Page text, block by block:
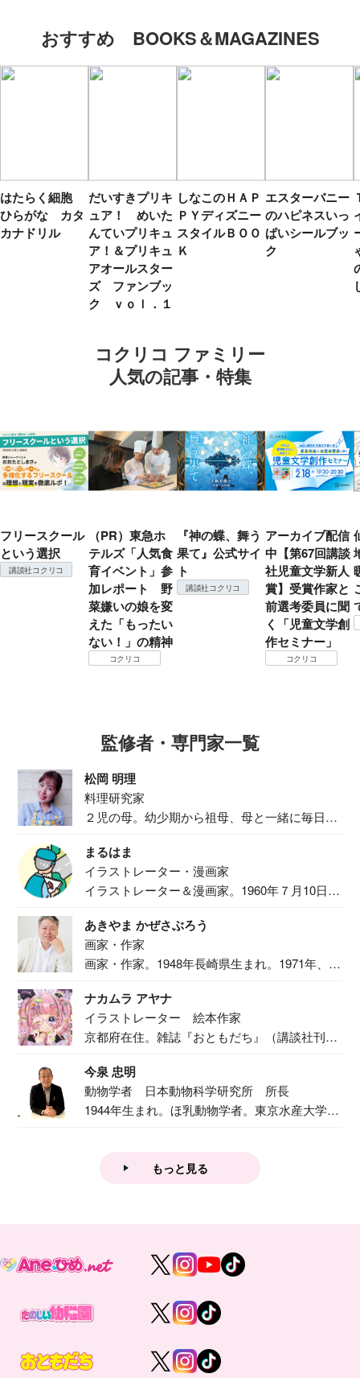
おすすめ BOOKS＆MAGAZINES
はたらく細胞
ひらがな カタ
カナドリル
だいすきプリキ
ュア！ めいた
んていプリキュ
ア！＆プリキュ
アオールスター
ズ ファンブッ
ク ｖｏｌ．１
しなこのＨＡＰ
ＰＹディズニー
スタイルＢＯＯ
Ｋ
エスターバニー
のハピネスいっ
ぱいシールブッ
ク
コクリコ ファミリー
人気の記事・特集
フリースクール
という選択
講談社コクリコ
（PR）東急ホ
テルズ「人気食
育イベント」参
加レポート 野
菜嫌いの娘を変
えた「もったい
ない！」の精神
コクリコ
『神の蝶、舞う
果て』公式サイ
ト
講談社コクリコ
アーカイブ配信
中【第67回講談
社児童文学新人
賞】受賞作家と
前選考委員に聞
く「児童文学創
作セミナー」
コクリコ
監修者・専門家一覧
松岡 明理
料理研究家
２児の母。幼少期から祖母、母と一緒に毎日の
まるはま
イラストレーター・漫画家
イラストレーター＆漫画家。1960年７月10日生
あきやま かぜさぶろう
画家・作家
画家・作家。1948年長崎県生まれ。1971年、
ナカムラ アヤナ
イラストレーター 絵本作家
京都府在住。雑誌『おともだち』（講談社刊）
今泉 忠明
動物学者 日本動物科学研究所 所長
1944年生まれ。ほ乳動物学者。東京水産大学卒
もっと見る